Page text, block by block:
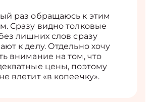
раз обращаюсь к этим
Сразу видно толковые
лишних слов сразу
к делу. Отдельно хочу
внимание на том, что
цены, поэтому
влетит «в копеечку».